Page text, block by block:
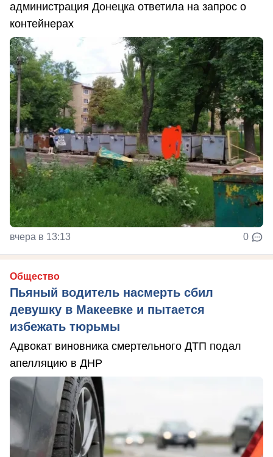
администрация Донецка ответила на запрос о
контейнерах
вчера в 13:13 0
Общество
Пьяный водитель насмерть сбил
девушку в Макеевке и пытается
избежать тюрьмы
Адвокат виновника смертельного ДТП подал
апелляцию в ДНР